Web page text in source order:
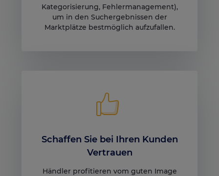
Kategorisierung, Fehlermanagement),
um in den Suchergebnissen der
Marktplätze bestmöglich aufzufallen.
Schaffen Sie bei Ihren Kunden
Vertrauen
Händler profitieren vom guten Image